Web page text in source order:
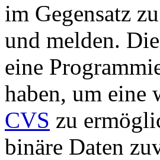
im Gegensatz
und melden.
eine
haben, um eine
CVS zu
binäre Daten